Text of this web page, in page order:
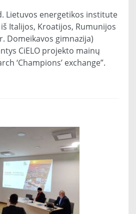
Lietuvos energetikos institute
Italijos, Kroatijos, Rumunijos
Domeikavos gimnazija)
CiELO projekto mainų
‘Champions’ exchange”.